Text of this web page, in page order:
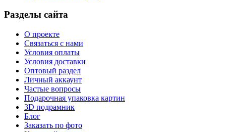
Разделы сайта
О проекте
Связаться с нами
Условия оплаты
Условия доставки
Оптовый раздел
Личный аккаунт
Частые вопросы
Подарочная упаковка картин
3D подрамник
Блог
Заказать по фото